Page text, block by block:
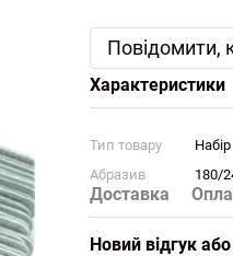
Повідомити,
Характеристики
Тип товару
Абразив
180/
Доставка
Новий відгук